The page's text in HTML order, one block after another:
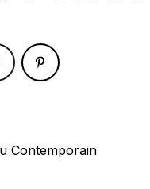
Contemporain